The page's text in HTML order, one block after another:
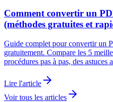
Comment convertir un
(méthodes gratuites et
Guide complet pour convertir un
gratuitement. Compare les 5
procédures pas à pas, des astuces
Lire l'article
Voir tous les articles